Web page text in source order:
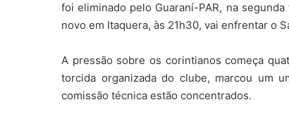
foi eliminado pelo Guaraní-PAR, na
novo em Itaquera, às 21h30, vai enfrentar o
A pressão sobre os corintianos começa
torcida organizada do clube, marcou um
comissão técnica estão concentrados.